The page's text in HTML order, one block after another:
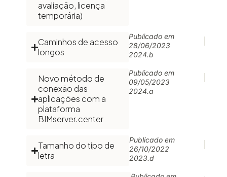
avaliação, licença
temporária)
Caminhos de acesso
longos
Publicado em
28/06/2023
2024.b
Novo método de
conexão das
aplicações com a
plataforma
BIMserver.center
Publicado em
09/05/2023
2024.a
Tamanho do tipo de
letra
Publicado em
26/10/2022
2023.d